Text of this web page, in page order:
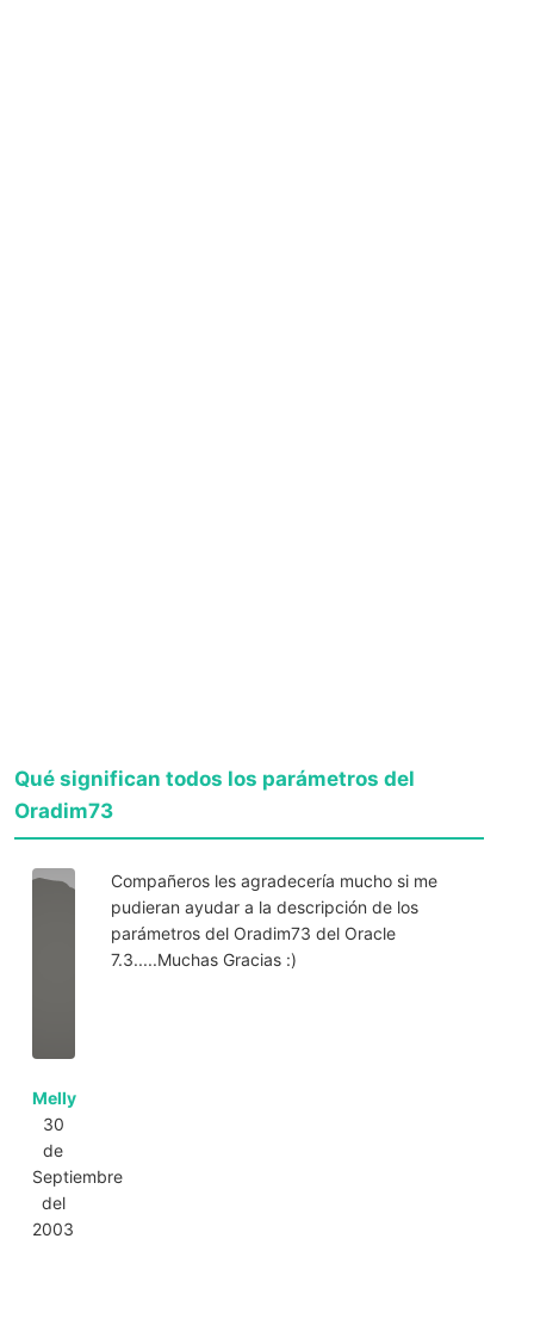
Qué significan todos los parámetros del
Oradim73
Melly
30
de
Septiembre
del
2003
Compañeros les agradecería mucho si me
pudieran ayudar a la descripción de los
parámetros del Oradim73 del Oracle
7.3.....Muchas Gracias :)